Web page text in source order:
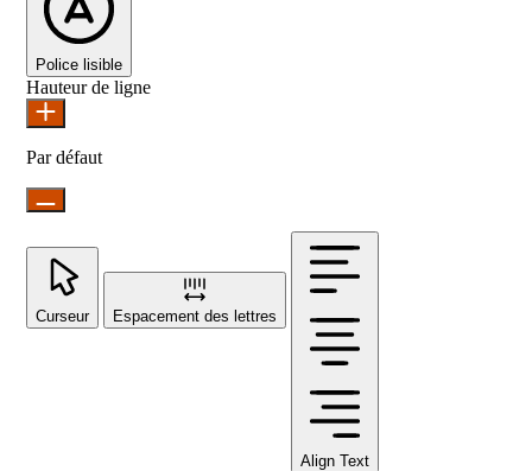
Police lisible
Hauteur de ligne
Par défaut
Curseur Espacement des lettres
Align Text